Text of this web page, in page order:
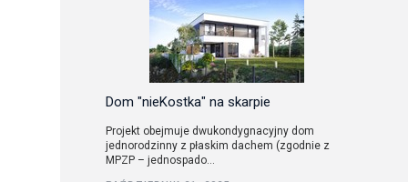
zakres i forma projektu
przestrzennym
Dom "nieKostka" na skarpie
Projekt obejmuje dwukondygnacyjny dom
jednorodzinny z płaskim dachem (zgodnie z
MPZP – jednospado...